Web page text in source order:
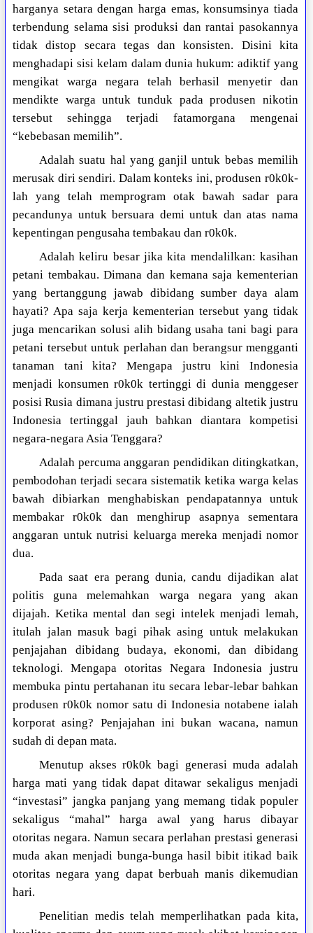
harganya setara dengan harga emas, konsumsinya tiada
terbendung selama sisi produksi dan rantai pasokannya
tidak distop secara tegas dan konsisten. Disini kita
menghadapi sisi kelam dalam dunia hukum: adiktif yang
mengikat warga negara telah berhasil menyetir dan
mendikte warga untuk tunduk pada produsen nikotin
tersebut sehingga terjadi fatamorgana mengenai
“kebebasan memilih”.
Adalah suatu hal yang ganjil untuk bebas memilih
merusak diri sendiri. Dalam konteks ini, produsen r0k0k-
lah yang telah memprogram otak bawah sadar para
pecandunya untuk bersuara demi untuk dan atas nama
kepentingan pengusaha tembakau dan r0k0k.
Adalah keliru besar jika kita mendalilkan: kasihan
petani tembakau. Dimana dan kemana saja kementerian
yang bertanggung jawab dibidang sumber daya alam
hayati? Apa saja kerja kementerian tersebut yang tidak
juga mencarikan solusi alih bidang usaha tani bagi para
petani tersebut untuk perlahan dan berangsur mengganti
tanaman tani kita? Mengapa justru kini Indonesia
menjadi konsumen r0k0k tertinggi di dunia menggeser
posisi Rusia dimana justru prestasi dibidang altetik justru
Indonesia tertinggal jauh bahkan diantara kompetisi
negara-negara Asia Tenggara?
Adalah percuma anggaran pendidikan ditingkatkan,
pembodohan terjadi secara sistematik ketika warga kelas
bawah dibiarkan menghabiskan pendapatannya untuk
membakar r0k0k dan menghirup asapnya sementara
anggaran untuk nutrisi keluarga mereka menjadi nomor
dua.
Pada saat era perang dunia, candu dijadikan alat
politis guna melemahkan warga negara yang akan
dijajah. Ketika mental dan segi intelek menjadi lemah,
itulah jalan masuk bagi pihak asing untuk melakukan
penjajahan dibidang budaya, ekonomi, dan dibidang
teknologi. Mengapa otoritas Negara Indonesia justru
membuka pintu pertahanan itu secara lebar-lebar bahkan
produsen r0k0k nomor satu di Indonesia notabene ialah
korporat asing? Penjajahan ini bukan wacana, namun
sudah di depan mata.
Menutup akses r0k0k bagi generasi muda adalah
harga mati yang tidak dapat ditawar sekaligus menjadi
“investasi” jangka panjang yang memang tidak populer
sekaligus “mahal” harga awal yang harus dibayar
otoritas negara. Namun secara perlahan prestasi generasi
muda akan menjadi bunga-bunga hasil bibit itikad baik
otoritas negara yang dapat berbuah manis dikemudian
hari.
Penelitian medis telah memperlihatkan pada kita,